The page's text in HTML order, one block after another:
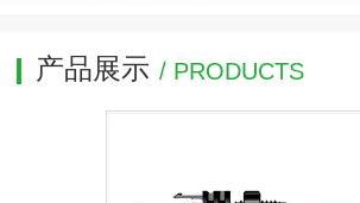
产品展示 / PRODUCTS